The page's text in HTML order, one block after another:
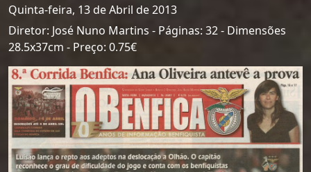
Quinta-feira, 13 de Abril de 2013
Diretor: José Nuno Martins - Páginas: 32 - Dimensões
28.5x37cm - Preço: 0.75€